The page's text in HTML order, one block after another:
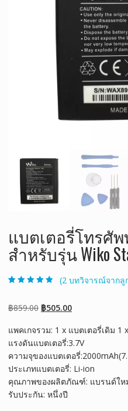
แบตเตอรี่โทรศั
สำหรับรุ่น Wiko
คะแนนเต็มบน
การให้คะแนน
(2 บทวิจารณ์จากลู
฿859.00 Original
was:
฿859.00.
฿505.00Current
is:
฿505.00.
แพคเกจรวม: 1 x แบตเตอรี่เดิม 1
แรงดันแบตเตอรี่:3.7V
ความจุของแบตเตอรี่
ประเภทแบตเตอรี่: Li-ion
คุณภาพของผลิตภัณฑ์: แบรนด์ให
รับประกัน: หนึ่งปี